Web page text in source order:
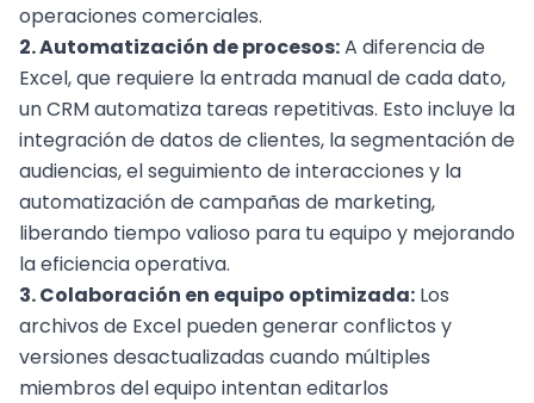
operaciones comerciales.
2. Automatización de procesos:A diferencia de
Excel, que requiere la entrada manual de cada dato,
un CRM automatiza tareas repetitivas. Esto incluye la
integración de datos de clientes, la segmentación de
audiencias, el seguimiento de interacciones y la
automatización de campañas de marketing,
liberando tiempo valioso para tu equipo y mejorando
laeficiencia operativa.
3. Colaboración en equipo optimizada: Los
archivos de Excel pueden generar conflictos y
versiones desactualizadas cuando múltiples
miembros del equipo intentan editarlos